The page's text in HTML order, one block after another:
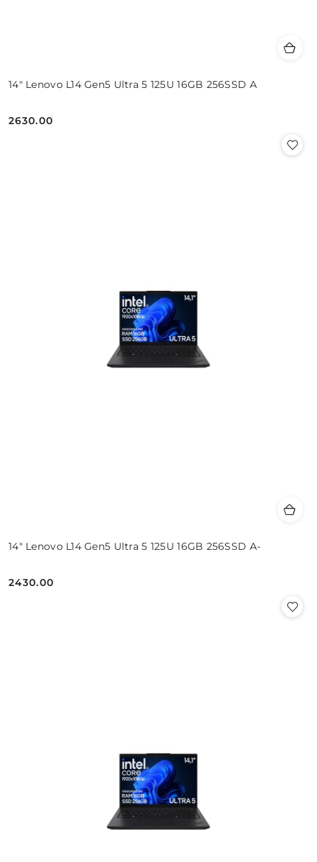
14" Lenovo L14 Gen5 Ultra 5 125U 16GB 256SSD A
Cena:
2630.00
14" Lenovo L14 Gen5 Ultra 5 125U 16GB 256SSD A-
Cena:
2430.00